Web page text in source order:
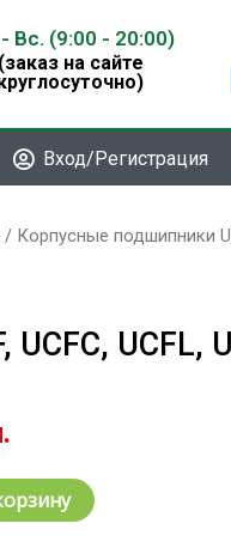
Вс. (9:00 - 20:00)
(заказ на сайте
Вход/Регистрация
/ Корпусные подшипники
UCFC,